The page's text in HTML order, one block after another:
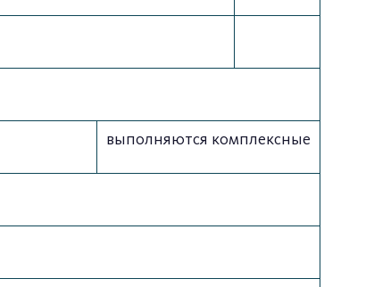
выполняются комплексные